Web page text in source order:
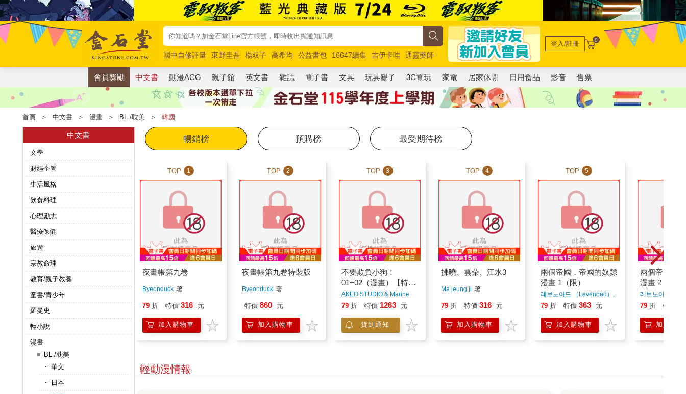
國中自修評量 東野圭吾 楊双子 高希均 公益書包 16647續集 吉伊卡哇
通靈藥師
唯紅花綻放
奧德賽 路邊攤新作 馬斯克 玩具總動員5 超慢跑
登入/註冊 0
會員獎勵 中文書 動漫ACG 親子館 英文書 雜誌 電子書 文具 玩具親子 3C電玩 家電 居家休閒 日用食品 影音 售票
首頁 ＞ 中文書 ＞ 漫畫 ＞ BL /耽美 ＞ 韓國
中文書
文學
財經企管
生活風格
飲食料理
心理勵志
醫療保健
旅遊
宗教命理
教育/親子教養
童書/青少年
羅曼史
輕小說
漫畫
BL /耽美
華文
日本
暢銷榜 預購榜 最受期待榜
TOP 1
夜畫帳第九卷
Byeonduck著
79 折 特價 316 元
加入購物車
TOP 2
夜畫帳第九卷特裝版
Byeonduck著
特價 860 元
加入購物車
TOP 3
不要欺負小狗！
01+02（漫畫）【特
裝】(限)
AKEO STUDIO & Marine
Code著
79 折 特價 1263 元
貨到通知
TOP 4
拂曉、雲朵、江水3
Ma jeung ji 著
79 折 特價 316 元
加入購物車
TOP 5
兩個帝國，帝國的奴隸
漫畫 1（限）
레브노아드 （Levenoad）,
모르겐 (Morgen), 소금빵
(sogumbbang), 허건
(huhgun)著
79 折 特價 363 元
加入購物車
兩個帝國，
漫畫 2（限）
레브노아드 （
모르겐
(sogumbbang),
(huhgun)
79 折 特價
加入購物
輕動漫情報